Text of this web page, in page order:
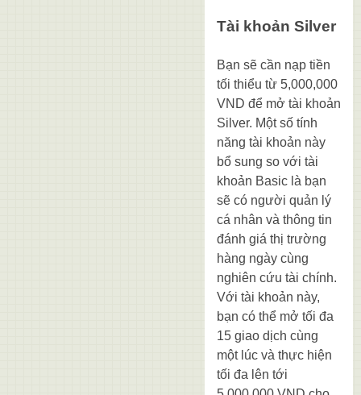
Tài khoản Silver
Bạn sẽ cần nạp tiền
tối thiểu từ 5,000,000
VND để mở tài khoản
Silver. Một số tính
năng tài khoản này
bổ sung so với tài
khoản Basic là bạn
sẽ có người quản lý
cá nhân và thông tin
đánh giá thị trường
hàng ngày cùng
nghiên cứu tài chính.
Với tài khoản này,
bạn có thể mở tối đa
15 giao dịch cùng
một lúc và thực hiện
tối đa lên tới